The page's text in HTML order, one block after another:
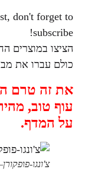
don't forget to
subscribe!
הציצו במוצרים
כולם עברו את
את זה טרם
עוף טוב,
על המדף.
צ'ונגו-